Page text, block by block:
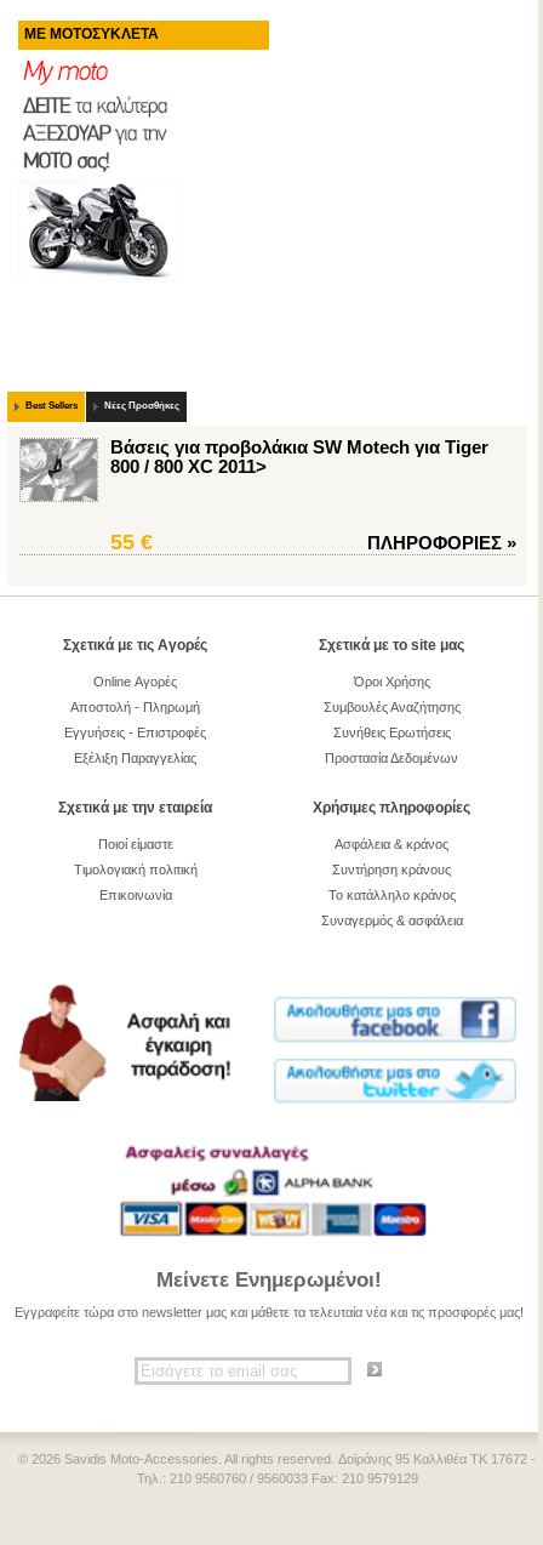
ΜΕ ΜΟΤΟΣΥΚΛΕΤΑ
Best Sellers Νέες Προσθήκες
Βάσεις για προβολάκια SW Motech για Tiger
800 / 800 XC 2011>
55 € ΠΛΗΡΟΦΟΡΙΕΣ »
Σχετικά με τις Αγορές
Online Αγορές
Αποστολή - Πληρωμή
Εγγυήσεις - Επιστροφές
Εξέλιξη Παραγγελίας
Σχετικά με το site μας
Όροι Χρήσης
Συμβουλές Αναζήτησης
Συνήθεις Ερωτήσεις
Προστασία Δεδομένων
Σχετικά με την εταιρεία
Ποιοί είμαστε
Τιμολογιακή πολιτική
Επικοινωνία
Χρήσιμες πληροφορίες
Ασφάλεια & κράνος
Συντήρηση κράνους
Το κατάλληλο κράνος
Συναγερμός & ασφάλεια
Μείνετε Ενημερωμένοι!
Εγγραφείτε τώρα στο newsletter μας και μάθετε τα τελευταία νέα και τις προσφορές μας!
© 2026 Savidis Moto-Accessories. All rights reserved. Δοϊράνης 95 Καλλιθέα ΤΚ 17672 -
Τηλ.: 210 9560760 / 9560033 Fax: 210 9579129